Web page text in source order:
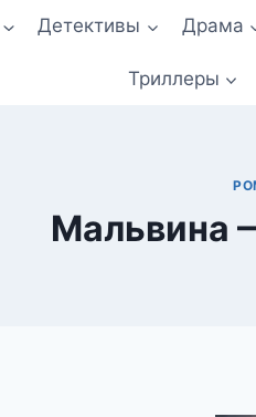
Детективы Драма
Триллеры
Мальвина